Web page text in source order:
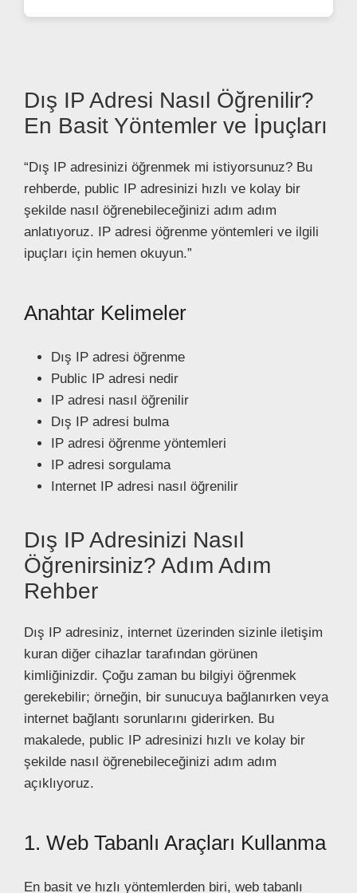
Dış IP Adresi Nasıl Öğrenilir?
En Basit Yöntemler ve İpuçları
“Dış IP adresinizi öğrenmek mi istiyorsunuz? Bu
rehberde, public IP adresinizi hızlı ve kolay bir
şekilde nasıl öğrenebileceğinizi adım adım
anlatıyoruz. IP adresi öğrenme yöntemleri ve ilgili
ipuçları için hemen okuyun.”
Anahtar Kelimeler
Dış IP adresi öğrenme
Public IP adresi nedir
IP adresi nasıl öğrenilir
Dış IP adresi bulma
IP adresi öğrenme yöntemleri
IP adresi sorgulama
Internet IP adresi nasıl öğrenilir
Dış IP Adresinizi Nasıl
Öğrenirsiniz? Adım Adım
Rehber
Dış IP adresiniz, internet üzerinden sizinle iletişim
kuran diğer cihazlar tarafından görünen
kimliğinizdir. Çoğu zaman bu bilgiyi öğrenmek
gerekebilir; örneğin, bir sunucuya bağlanırken veya
internet bağlantı sorunlarını giderirken. Bu
makalede, public IP adresinizi hızlı ve kolay bir
şekilde nasıl öğrenebileceğinizi adım adım
açıklıyoruz.
1. Web Tabanlı Araçları Kullanma
En basit ve hızlı yöntemlerden biri, web tabanlı